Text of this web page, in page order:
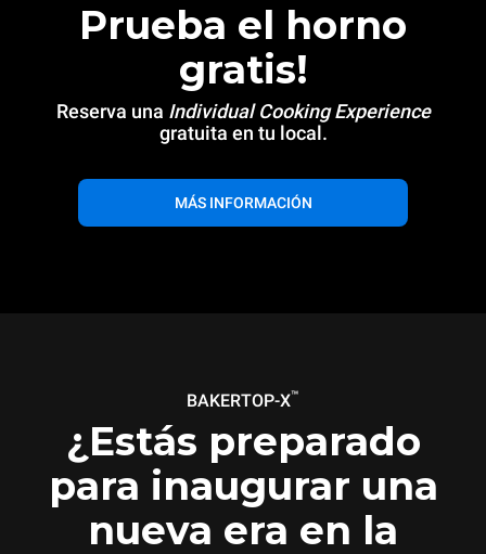
Prueba el horno
gratis!
Reserva una Individual Cooking Experience
gratuita en tu local.
MÁS INFORMACIÓN
BAKERTOP-X™
¿Estás preparado
para inaugurar una
nueva era en la